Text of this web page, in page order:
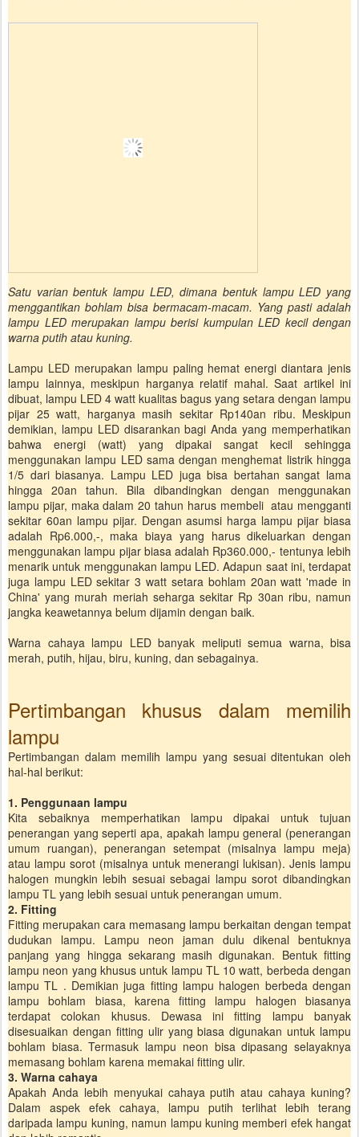
Satu varian bentuk lampu LED, dimana bentuk lampu LED yang
menggantikan bohlam bisa bermacam-macam. Yang pasti adalah
lampu LED merupakan lampu berisi kumpulan LED kecil dengan
warna putih atau kuning.
Lampu LED merupakan lampu paling hemat energi diantara jenis
lampu lainnya, meskipun harganya relatif mahal. Saat artikel ini
dibuat, lampu LED 4 watt kualitas bagus yang setara dengan lampu
pijar 25 watt, harganya masih sekitar Rp140an ribu. Meskipun
demikian, lampu LED disarankan bagi Anda yang memperhatikan
bahwa energi (watt) yang dipakai sangat kecil sehingga
menggunakan lampu LED sama dengan menghemat listrik hingga
1/5 dari biasanya. Lampu LED juga bisa bertahan sangat lama
hingga 20an tahun. Bila dibandingkan dengan menggunakan
lampu pijar, maka dalam 20 tahun harus membeli atau mengganti
sekitar 60an lampu pijar. Dengan asumsi harga lampu pijar biasa
adalah Rp6.000,-, maka biaya yang harus dikeluarkan dengan
menggunakan lampu pijar biasa adalah Rp360.000,- tentunya lebih
menarik untuk menggunakan lampu LED. Adapun saat ini, terdapat
juga lampu LED sekitar 3 watt setara bohlam 20an watt 'made in
China' yang murah meriah seharga sekitar Rp 30an ribu, namun
jangka keawetannya belum dijamin dengan baik.
Warna cahaya lampu LED banyak meliputi semua warna, bisa
merah, putih, hijau, biru, kuning, dan sebagainya.
Pertimbangan khusus dalam memilih
lampu
Pertimbangan dalam memilih lampu yang sesuai ditentukan oleh
hal-hal berikut:
1. Penggunaan lampu
Kita sebaiknya memperhatikan lampu dipakai untuk tujuan
penerangan yang seperti apa, apakah lampu general (penerangan
umum ruangan), penerangan setempat (misalnya lampu meja)
atau lampu sorot (misalnya untuk menerangi lukisan). Jenis lampu
halogen mungkin lebih sesuai sebagai lampu sorot dibandingkan
lampu TL yang lebih sesuai untuk penerangan umum.
2. Fitting
Fitting merupakan cara memasang lampu berkaitan dengan tempat
dudukan lampu. Lampu neon jaman dulu dikenal bentuknya
panjang yang hingga sekarang masih digunakan. Bentuk fitting
lampu neon yang khusus untuk lampu TL 10 watt, berbeda dengan
lampu TL . Demikian juga fitting lampu halogen berbeda dengan
lampu bohlam biasa, karena fitting lampu halogen biasanya
terdapat colokan khusus. Dewasa ini fitting lampu banyak
disesuaikan dengan fitting ulir yang biasa digunakan untuk lampu
bohlam biasa. Termasuk lampu neon bisa dipasang selayaknya
memasang bohlam karena memakai fitting ulir.
3. Warna cahaya
Apakah Anda lebih menyukai cahaya putih atau cahaya kuning?
Dalam aspek efek cahaya, lampu putih terlihat lebih terang
daripada lampu kuning, namun lampu kuning memberi efek hangat